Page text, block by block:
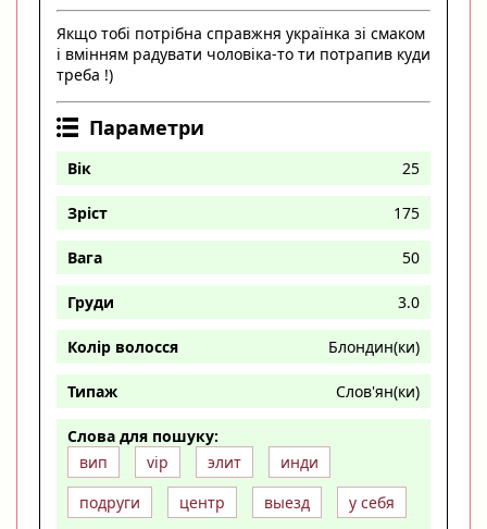
Якщо тобі потрібна справжня українка зі смаком
і вмінням радувати чоловіка-то ти потрапив куди
треба !)
Параметри
Вік 25
Зріст 175
Вага 50
Груди 3.0
Колір волосся Блондин(ки)
Типаж Слов'ян(ки)
Слова для пошуку:
вип
vip элит
инди
подруги
центр выезд у себя